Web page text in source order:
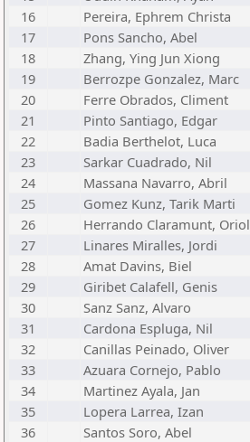
16
Pereira, Ephrem Christa
17
Pons Sancho, Abel
18
Zhang, Ying Jun Xiong
19
Berrozpe Gonzalez, Marc
20
Ferre Obrados, Climent
21
Pinto Santiago, Edgar
22
Badia Berthelot, Luca
23
Sarkar Cuadrado, Nil
24
Massana Navarro, Abril
25
Gomez Kunz, Tarik Marti
26
Herrando Claramunt, Oriol
27
Linares Miralles, Jordi
28
Amat Davins, Biel
29
Giribet Calafell, Genis
30
Sanz Sanz, Alvaro
31
Cardona Espluga, Nil
32
Canillas Peinado, Oliver
33
Azuara Cornejo, Pablo
34
Martinez Ayala, Jan
35
Lopera Larrea, Izan
36
Santos Soro, Abel